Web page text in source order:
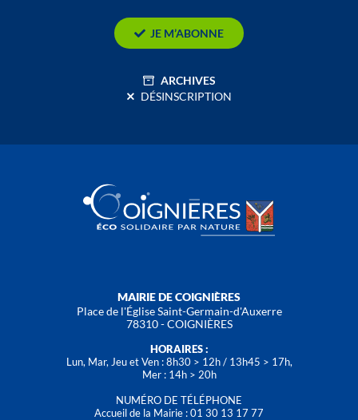
JE M’ABONNE
ARCHIVES
DÉSINSCRIPTION
MAIRIE DE COIGNIÈRES
Place de l'Église Saint-Germain-d'Auxerre
78310 - COIGNIÈRES
HORAIRES :
Lun, Mar, Jeu et Ven : 8h30 > 12h / 13h45 > 17h,
Mer : 14h > 20h
NUMÉRO DE TÉLÉPHONE
Accueil de la Mairie : 01 30 13 17 77